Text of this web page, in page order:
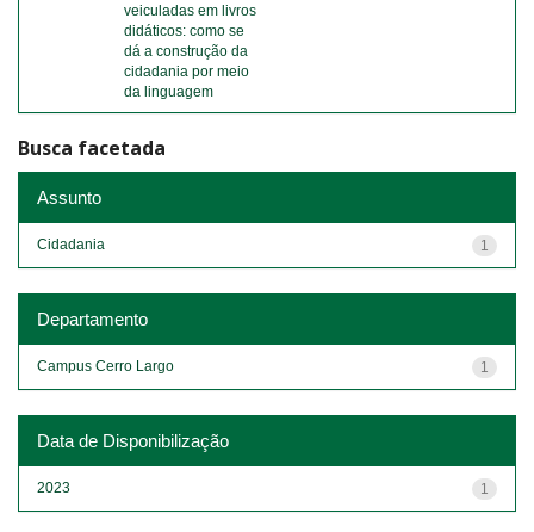
veiculadas em livros
didáticos: como se
dá a construção da
cidadania por meio
da linguagem
Busca facetada
Assunto
1
Cidadania
Departamento
1
Campus Cerro Largo
Data de Disponibilização
1
2023